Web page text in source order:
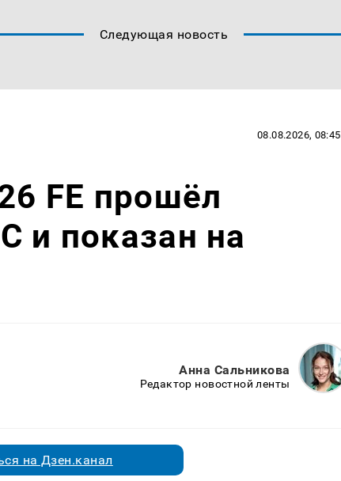
Следующая новость
08.08.2026, 08:45
FE прошёл
и показан на
Анна Сальникова
Редактор новостной ленты
на Дзен.канал